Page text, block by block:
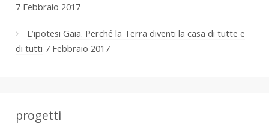
7 Febbraio 2017
L’ipotesi Gaia. Perché la Terra diventi la casa di tutte e
di tutti 7 Febbraio 2017
progetti